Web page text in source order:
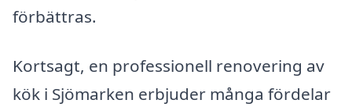
förbättras.
Kortsagt, en professionell renovering av
kök i Sjömarken erbjuder många fördelar